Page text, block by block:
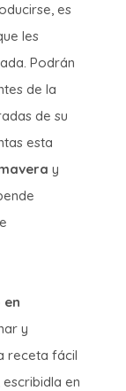
es
les
Podrán
de la
de su
esta
y
y
receta fácil
en